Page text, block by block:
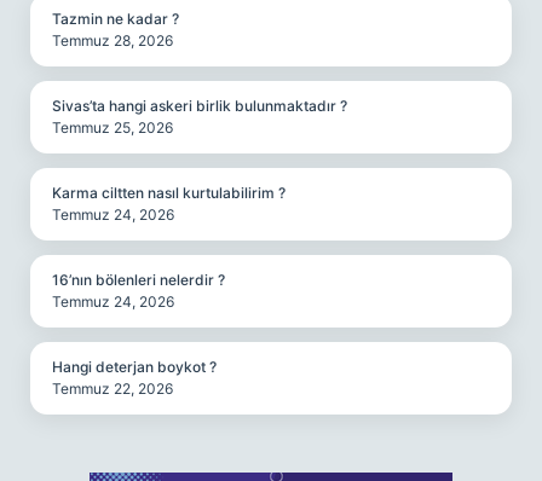
Tazmin ne kadar ?
Temmuz 28, 2026
Sivas’ta hangi askeri birlik bulunmaktadır ?
Temmuz 25, 2026
Karma ciltten nasıl kurtulabilirim ?
Temmuz 24, 2026
16’nın bölenleri nelerdir ?
Temmuz 24, 2026
Hangi deterjan boykot ?
Temmuz 22, 2026